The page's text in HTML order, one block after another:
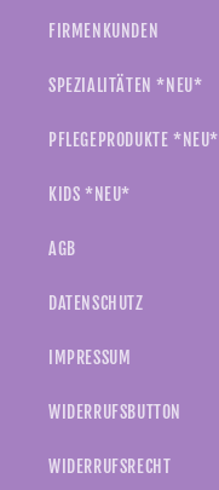
FIRMENKUNDEN
SPEZIALITÄTEN *NEU*
PFLEGEPRODUKTE *NEU*
KIDS *NEU*
AGB
DATENSCHUTZ
IMPRESSUM
WIDERRUFSBUTTON
WIDERRUFSRECHT